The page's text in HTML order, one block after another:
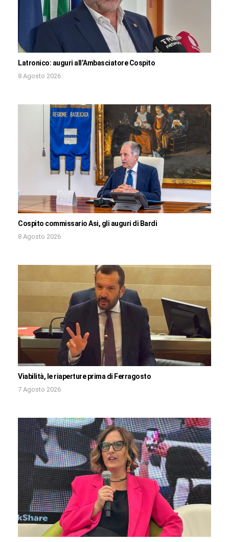
Latronico: auguri all’Ambasciatore Cospito
8 Agosto 2026
Cospito commissario Asi, gli auguri di Bardi
8 Agosto 2026
Viabilità, le riaperture prima di Ferragosto
7 Agosto 2026